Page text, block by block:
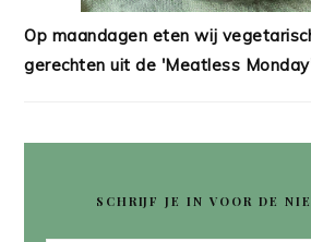
Op maandagen eten wij
gerechten uit de 'Meatless
SCHRIJF JE IN VOOR DE